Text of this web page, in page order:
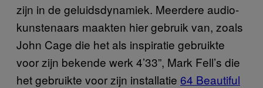
zijn in de geluidsdynamiek. Meerdere audio-
kunstenaars maakten hier gebruik van, zoals
John Cage die het als inspiratie gebruikte
voor zijn bekende werk 4’33”, Mark Fell’s die
het gebruikte voor zijn installatie 64 Beautiful